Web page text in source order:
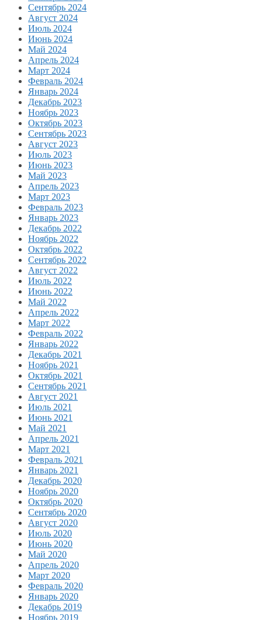
Сентябрь 2024
Август 2024
Июль 2024
Июнь 2024
Май 2024
Апрель 2024
Март 2024
Февраль 2024
Январь 2024
Декабрь 2023
Ноябрь 2023
Октябрь 2023
Сентябрь 2023
Август 2023
Июль 2023
Июнь 2023
Май 2023
Апрель 2023
Март 2023
Февраль 2023
Январь 2023
Декабрь 2022
Ноябрь 2022
Октябрь 2022
Сентябрь 2022
Август 2022
Июль 2022
Июнь 2022
Май 2022
Апрель 2022
Март 2022
Февраль 2022
Январь 2022
Декабрь 2021
Ноябрь 2021
Октябрь 2021
Сентябрь 2021
Август 2021
Июль 2021
Июнь 2021
Май 2021
Апрель 2021
Март 2021
Февраль 2021
Январь 2021
Декабрь 2020
Ноябрь 2020
Октябрь 2020
Сентябрь 2020
Август 2020
Июль 2020
Июнь 2020
Май 2020
Апрель 2020
Март 2020
Февраль 2020
Январь 2020
Декабрь 2019
Ноябрь 2019